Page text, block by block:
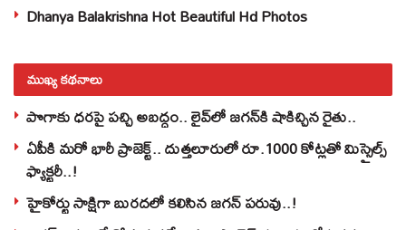
Dhanya Balakrishna Hot Beautiful Hd Photos
ముఖ్య కథనాలు
పొగాకు ధరపై పచ్చి అబద్దం.. లైవ్‌లో జగన్‌కి షాకిచ్చిన రైతు..
ఏపీకి మరో భారీ ప్రాజెక్ట్.. దుత్తలూరులో రూ.1000 కోట్లతో మిస్సైల్స్
ఫ్యాక్టరీ..!
హైకోర్టు సాక్షిగా బురదలో కలిసిన జగన్ పరువు..!